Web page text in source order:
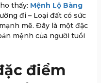
thấy: Mệnh Lộ Bàng
đi – Loại đất có sức
mẽ. Đây là một đặc
mệnh của người tuổi
điểm